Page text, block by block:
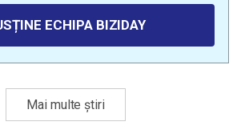
ECHIPA BIZIDAY
Mai multe știri